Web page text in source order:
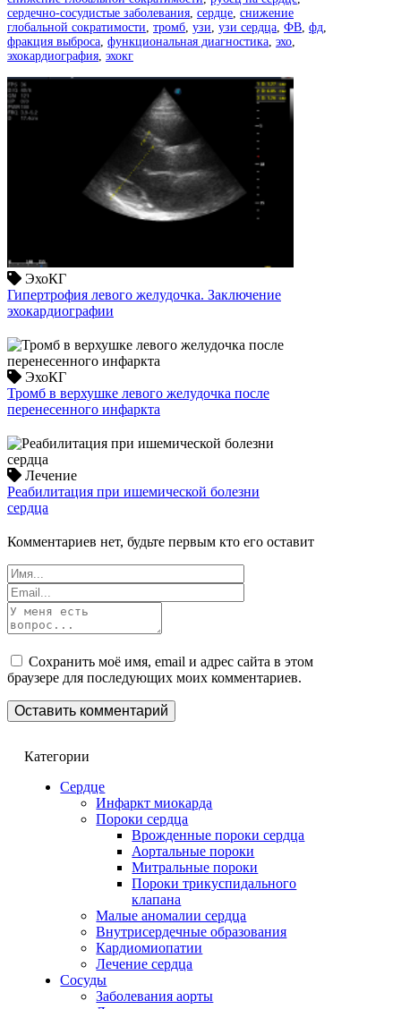
сердечно-сосудистые заболевания сердце снижение
глобальной сократимости тромб узи узи сердца ФВ фд
фракция выброса функциональная диагностика эхо
эхокардиография эхокг
ЭхоКГ
Гипертрофия левого желудочка. Заключение
эхокардиографии
ЭхоКГ
Тромб в верхушке левого желудочка после
перенесенного инфаркта
Лечение
Реабилитация при ишемической болезни
сердца
Комментариев нет, будьте первым кто его оставит
Сохранить моё имя, email и адрес сайта в этом
браузере для последующих моих комментариев.
Категории
Сердце
Инфаркт миокарда
Пороки сердца
Врожденные пороки сердца
Аортальные пороки
Митральные пороки
Пороки трикуспидального
клапана
Малые аномалии сердца
Внутрисердечные образования
Кардиомиопатии
Лечение сердца
Сосуды
Заболевания аорты